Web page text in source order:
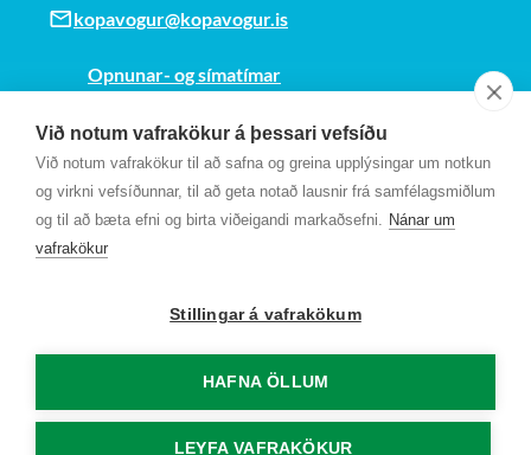
Við notum vafrakökur á þessari vefsíðu
Við notum vafrakökur til að safna og greina upplýsingar um notkun
og virkni vefsíðunnar, til að geta notað lausnir frá samfélagsmiðlum
og til að bæta efni og birta viðeigandi markaðsefni. Nánar um
vafrakökur
Stillingar á vafrakökum
HAFNA ÖLLUM
LEYFA VAFRAKÖKUR
kopavogur@kopavogur.is
Opnunar- og símatímar
Kt. 700169-3759
Fundarmannagátt